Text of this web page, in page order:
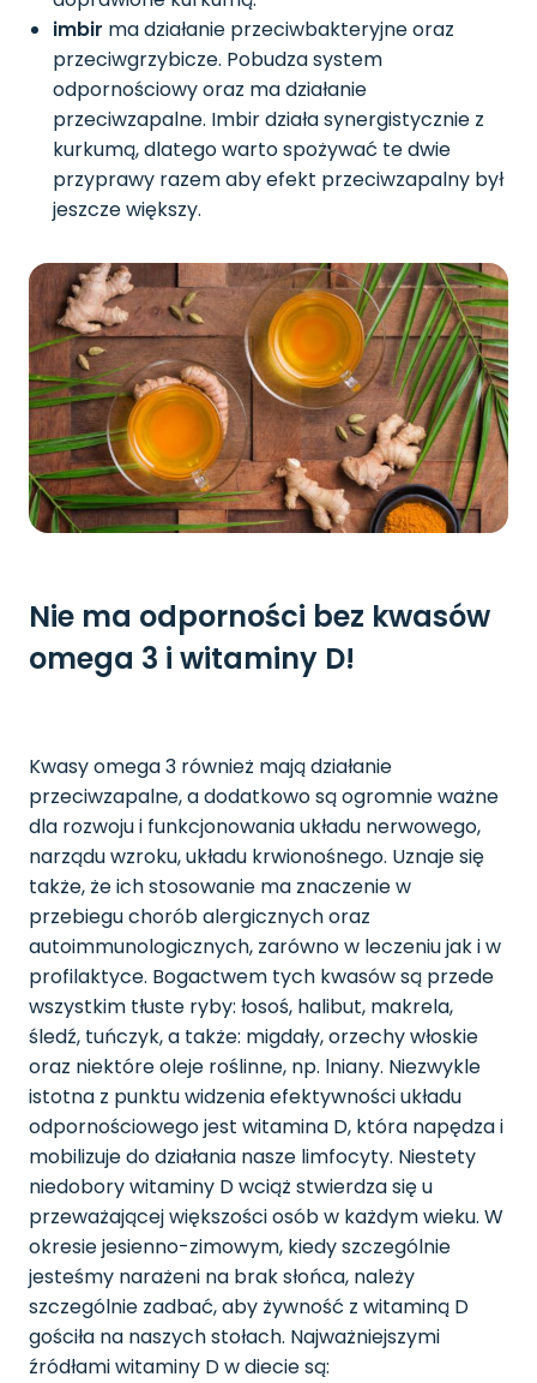
imbir ma działanie przeciwbakteryjne oraz
przeciwgrzybicze. Pobudza system
odpornościowy oraz ma działanie
przeciwzapalne. Imbir działa synergistycznie z
kurkumą, dlatego warto spożywać te dwie
przyprawy razem aby efekt przeciwzapalny był
jeszcze większy.
Nie ma odporności bez kwasów
omega 3 i witaminy D!
Kwasy omega 3 również mają działanie
przeciwzapalne, a dodatkowo są ogromnie ważne
dla rozwoju i funkcjonowania układu nerwowego,
narządu wzroku, układu krwionośnego. Uznaje się
także, że ich stosowanie ma znaczenie w
przebiegu chorób alergicznych oraz
autoimmunologicznych, zarówno w leczeniu jak i w
profilaktyce. Bogactwem tych kwasów są przede
wszystkim tłuste ryby: łosoś, halibut, makrela,
śledź, tuńczyk, a także: migdały, orzechy włoskie
oraz niektóre oleje roślinne, np. lniany. Niezwykle
istotna z punktu widzenia efektywności układu
odpornościowego jest witamina D, która napędza i
mobilizuje do działania nasze limfocyty. Niestety
niedobory witaminy D wciąż stwierdza się u
przeważającej większości osób w każdym wieku. W
okresie jesienno-zimowym, kiedy szczególnie
jesteśmy narażeni na brak słońca, należy
szczególnie zadbać, aby żywność z witaminą D
gościła na naszych stołach. Najważniejszymi
źródłami witaminy D w diecie są: